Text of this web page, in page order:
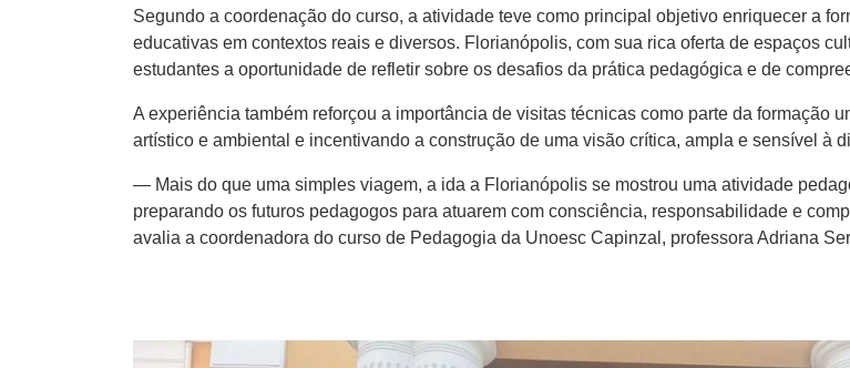
Segundo a coordenação do curso, a atividade teve como principal objetivo enriquecer a
educativas em contextos reais e diversos. Florianópolis, com sua rica oferta de espaços
estudantes a oportunidade de refletir sobre os desafios da prática pedagógica e de
A experiência também reforçou a importância de visitas técnicas como parte da formação
artístico e ambiental e incentivando a construção de uma visão crítica, ampla e sensível à
— Mais do que uma simples viagem, a ida a Florianópolis se mostrou uma atividade
preparando os futuros pedagogos para atuarem com consciência, responsabilidade e
avalia a coordenadora do curso de Pedagogia da Unoesc Capinzal, professora Adriana